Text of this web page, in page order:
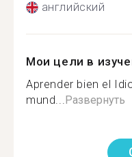
английский
Мои цели в
Aprender bien el
mund...Развернуть